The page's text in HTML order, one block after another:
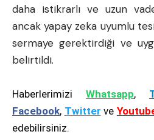
daha istikrarlı ve uzun
ancak yapay zeka uyumlu
sermaye gerektirdiği ve
belirtildi.
Haberlerimizi Whatsapp,
Facebook, Twitter ve
edebilirsiniz.